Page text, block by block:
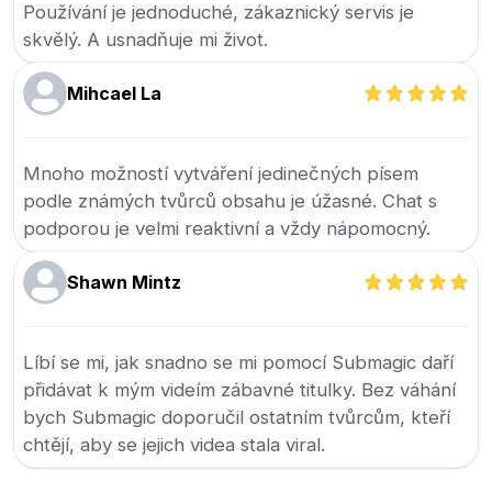
Používání je jednoduché, zákaznický servis je
skvělý. A usnadňuje mi život.
Mihcael La
Mnoho možností vytváření jedinečných písem
podle známých tvůrců obsahu je úžasné. Chat s
podporou je velmi reaktivní a vždy nápomocný.
Shawn Mintz
Líbí se mi, jak snadno se mi pomocí Submagic daří
přidávat k mým videím zábavné titulky. Bez váhání
bych Submagic doporučil ostatním tvůrcům, kteří
chtějí, aby se jejich videa stala viral.